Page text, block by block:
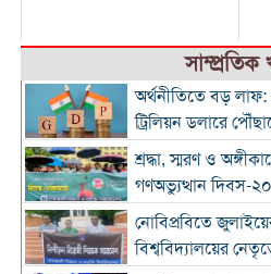
অর্থনীতিতে বড়
ট্রিলিয়ন ডলারে
শ্রদ্ধা, স্মরণ ও
গণঅভ্যুত্থান দিবস-
নোবিপ্রবিতে
বিশ্ববিদ্যালয়ের